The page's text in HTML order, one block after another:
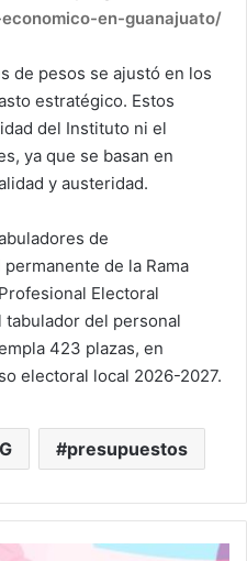
en-guanajuato/
de pesos se ajustó en los
estratégico. Estos
del Instituto ni el
ya que se basan en
y austeridad.
de
de la Rama
Electoral
tabulador del personal
423 plazas, en
electoral local 2026-2027.
presupuestos